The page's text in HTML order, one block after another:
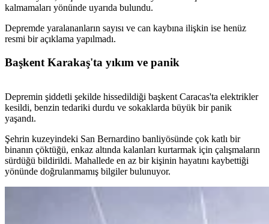
kalmamaları yönünde uyarıda bulundu.
Depremde yaralananların sayısı ve can kaybına ilişkin ise henüz
resmi bir açıklama yapılmadı.
Başkent Karakaş'ta yıkım ve panik
Depremin şiddetli şekilde hissedildiği başkent Caracas'ta elektrikler
kesildi, benzin tedariki durdu ve sokaklarda büyük bir panik
yaşandı.
Şehrin kuzeyindeki San Bernardino banliyösünde çok katlı bir
binanın çöktüğü, enkaz altında kalanları kurtarmak için çalışmaların
sürdüğü bildirildi. Mahallede en az bir kişinin hayatını kaybettiği
yönünde doğrulanmamış bilgiler bulunuyor.